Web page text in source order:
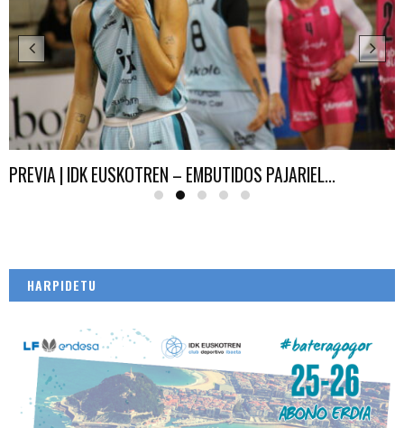
PREVIA | IDK EUSKOTREN – EMBUTIDOS PAJARIEL...
HARPIDETU